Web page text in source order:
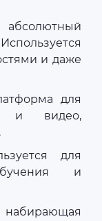
и даже
для
и видео,
для
и